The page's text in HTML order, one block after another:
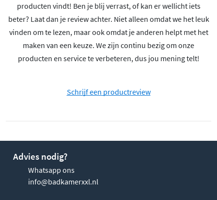
producten vindt! Ben je blij verrast, of kan er wellicht iets
beter? Laat dan je review achter. Niet alleen omdat we het leuk
vinden om te lezen, maar ook omdat je anderen helpt met het
maken van een keuze. We zijn continu bezig om onze
producten en service te verbeteren, dus jou mening telt!
Schrijf een productreview
Advies nodig?
Whatsapp ons
info@badkamerxxl.nl